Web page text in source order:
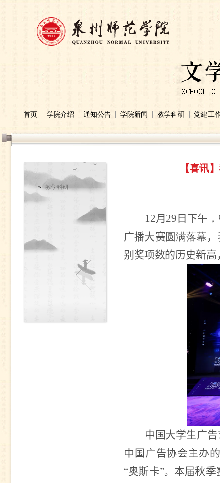
首页 学院介绍 通知公告 学院新闻 教学科研 党建工
教学科研
【喜讯
12月 29 日下午
广播大赛圆满落幕
别奖项数的历史新高
中国大学生广
中国广告协会主办
“奥斯卡”。本届秋